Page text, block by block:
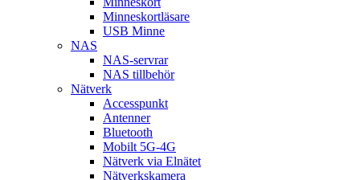
Minneskortläsare
USB Minne
NAS
NAS-servrar
NAS tillbehör
Nätverk
Accesspunkt
Antenner
Bluetooth
Mobilt 5G-4G
Nätverk via Elnätet
Nätverkskamera